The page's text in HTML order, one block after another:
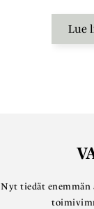
Lue
Nyt tiedät enemmän